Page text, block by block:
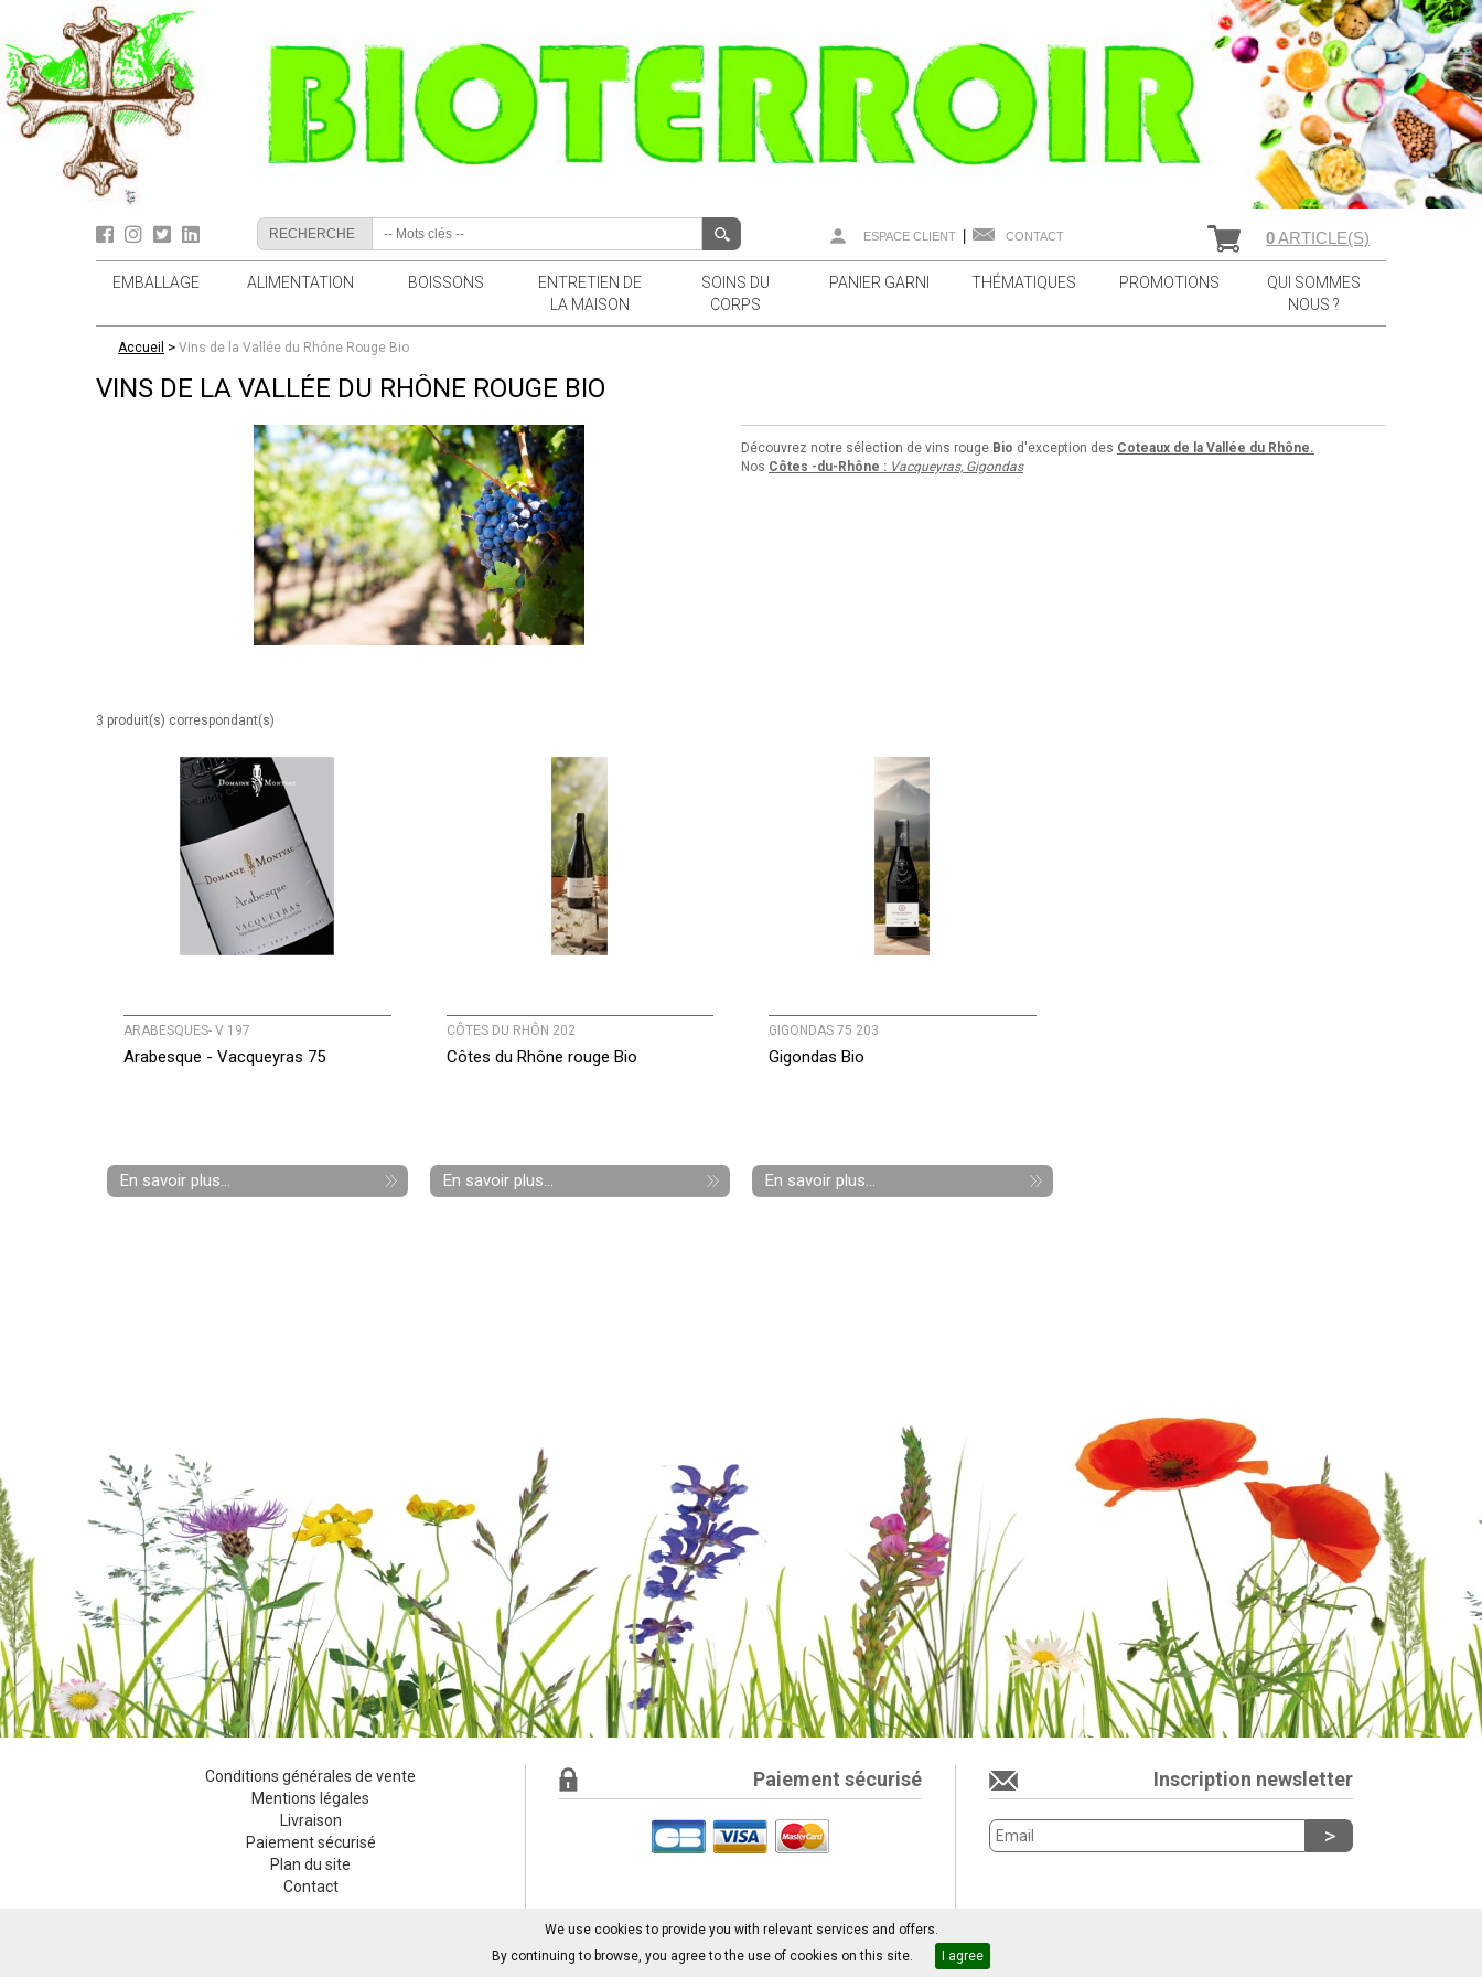
We use cookies to provide you with relevant services and offers.
By continuing to browse, you agree to the use of cookies on this site.
I agree
RECHERCHE CONTACT
ESPACE CLIENT 0ARTICLE(S)
EMBALLAGE ALIMENTATION BOISSONS
ENTRETIEN DE
LA MAISON
SOINS DU
CORPS
PANIER GARNI THÉMATIQUES PROMOTIONS
QUI SOMMES
NOUS ?
Accueil > Vins de la Vallée du Rhône Rouge Bio
VINS DE LA VALLÉE DU RHÔNE ROUGE BIO
Découvrez notre sélection de vins rouge Bio d'exception des Coteaux de la Vallée du Rhône.
Nos Côtes -du-Rhône : Vacqueyras, Gigondas
3 produit(s) correspondant(s)
ARABESQUES- V 197
Arabesque - Vacqueyras 75
En savoir plus...
CÔTES DU RHÔN 202
Côtes du Rhône rouge Bio
En savoir plus...
GIGONDAS 75 203
Gigondas Bio
En savoir plus...
Conditions générales de vente
Mentions légales
Livraison
Paiement sécurisé
Plan du site
Contact
Paiement sécurisé Inscription newsletter